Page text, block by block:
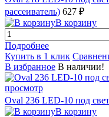
рассеиватель) 627 ₽
В корзину
Подробнее
Купить в 1 клик
В избранное В наличии!
просмотр
Oval 236 LED-10 под
В корзину